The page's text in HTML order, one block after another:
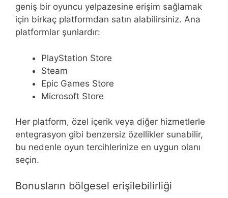
geniş bir oyuncu yelpazesine erişim sağlamak
için birkaç platformdan satın alabilirsiniz. Ana
platformlar şunlardır:
PlayStation Store
Steam
Epic Games Store
Microsoft Store
Her platform, özel içerik veya diğer hizmetlerle
entegrasyon gibi benzersiz özellikler sunabilir,
bu nedenle oyun tercihlerinize en uygun olanı
seçin.
Bonusların bölgesel erişilebilirliği